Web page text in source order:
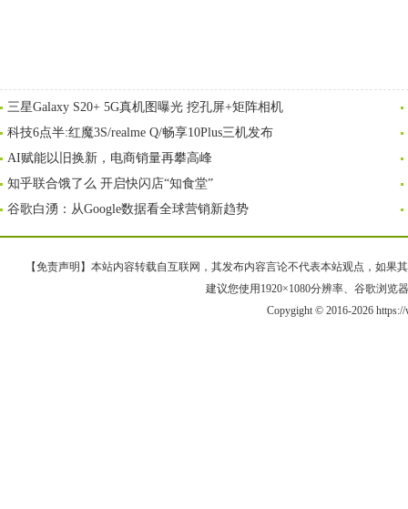
三星Galaxy S20+ 5G真机图曝光 挖孔屏+矩阵相机
科技6点半:红魔3S/realme Q/畅享10Plus三机发布
AI赋能以旧换新，电商销量再攀高峰
知乎联合饿了么 开启快闪店“知食堂”
谷歌白湧：从Google数据看全球营销新趋势
【免责声明】本站内容转载自互联网，其发布内容言论不代表本站观点，如果
建议您使用1920×1080分辨率、谷歌浏览
Copygight © 2016-2026